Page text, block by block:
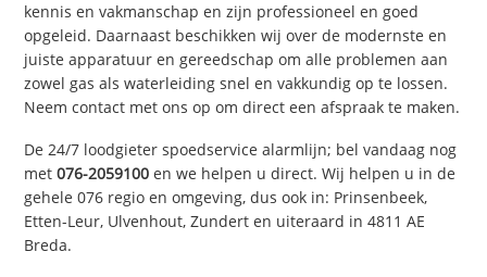
kennis en vakmanschap en zijn professioneel en goed
opgeleid. Daarnaast beschikken wij over de modernste en
juiste apparatuur en gereedschap om alle problemen aan
zowel gas als waterleiding snel en vakkundig op te lossen.
Neem contact met ons op om direct een afspraak te maken.
De 24/7 loodgieter spoedservice alarmlijn; bel vandaag nog
met076-2059100 en we helpen u direct. Wij helpen u in de
gehele 076 regio en omgeving, dus ook in: Prinsenbeek,
Etten-Leur, Ulvenhout, Zundert en uiteraard in 4811 AE
Breda.